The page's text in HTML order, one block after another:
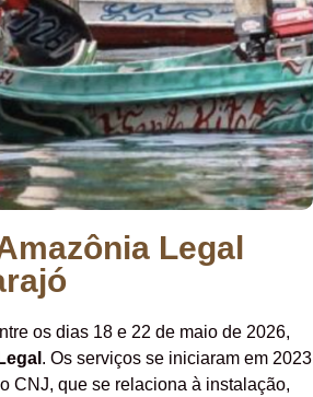
Legal
os dias 18 e 22 de maio de 2026,
. Os serviços se iniciaram em 2023
CNJ, que se relaciona à instalação,